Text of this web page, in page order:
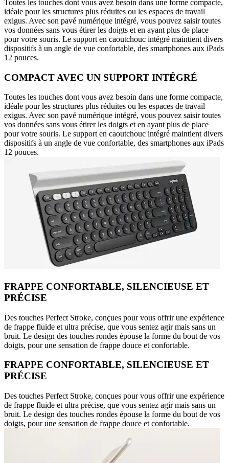
Toutes les touches dont vous avez besoin dans une forme compacte,
idéale pour les structures plus réduites ou les espaces de travail
exigus. Avec son pavé numérique intégré, vous pouvez saisir toutes
vos données sans vous étirer les doigts et en ayant plus de place
pour votre souris. Le support en caoutchouc intégré maintient divers
dispositifs à un angle de vue confortable, des smartphones aux iPads
12 pouces.
COMPACT AVEC UN SUPPORT INTÉGRÉ
Toutes les touches dont vous avez besoin dans une forme compacte,
idéale pour les structures plus réduites ou les espaces de travail
exigus. Avec son pavé numérique intégré, vous pouvez saisir toutes
vos données sans vous étirer les doigts et en ayant plus de place
pour votre souris. Le support en caoutchouc intégré maintient divers
dispositifs à un angle de vue confortable, des smartphones aux iPads
12 pouces.
FRAPPE CONFORTABLE, SILENCIEUSE ET
PRÉCISE
Des touches Perfect Stroke, conçues pour vous offrir une expérience
de frappe fluide et ultra précise, que vous sentez agir mais sans un
bruit. Le design des touches rondes épouse la forme du bout de vos
doigts, pour une sensation de frappe douce et confortable.
FRAPPE CONFORTABLE, SILENCIEUSE ET
PRÉCISE
Des touches Perfect Stroke, conçues pour vous offrir une expérience
de frappe fluide et ultra précise, que vous sentez agir mais sans un
bruit. Le design des touches rondes épouse la forme du bout de vos
doigts, pour une sensation de frappe douce et confortable.